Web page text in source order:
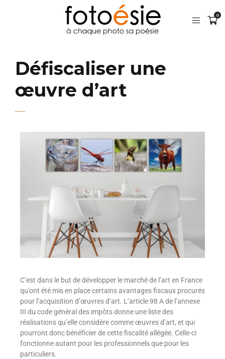
0
Défiscaliser une
œuvre d’art
C’est dans le but de développer le marché de l’art en France
qu’ont été mis en place certains avantages fiscaux procurés
pour l’acquisition d’œuvres d’art. L’article 98 Ade l’annexe
III du code général des impôts donne une liste des
réalisations qu’elle considère comme œuvres d’art, et qui
pourront donc bénéficier de cette fiscalité allégée. Celle-ci
fonctionne autant pour les professionnels que pour les
particuliers.